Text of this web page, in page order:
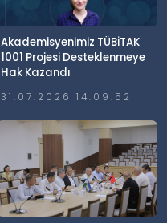
Akademisyenimiz TÜBİTAK
1001 Projesi Desteklenmeye
Hak Kazandı
31.07.2026 14:09:52